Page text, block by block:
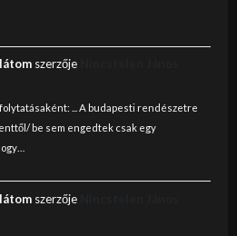
szerzője
... A budapesti rendészetre
be sem engedtek csak egy
szerzője